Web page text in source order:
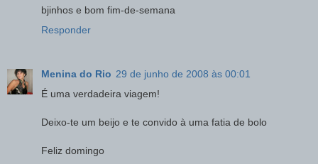
bjinhos e bom fim-de-semana
Responder
Menina do Rio 29 de junho de 2008 às 00:01
É uma verdadeira viagem!
Deixo-te um beijo e te convido à uma fatia de bolo
Feliz domingo